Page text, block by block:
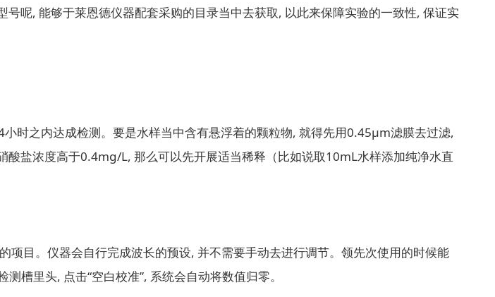
呢, 能够于莱恩德仪器配套采购的目录当中去获取, 以此来保障实验的一致性, 保证实
时之内达成检测。要是水样当中含有悬浮着的颗粒物, 就得先用0.45μm滤膜去过滤,
盐浓度高于0.4mg/L, 那么可以先开展适当稀释（比如说取10mL水样添加纯净水直
项目。仪器会自行完成波长的预设, 并不需要手动去进行调节。领先次使用的时候能
槽里头, 点击“空白校准”, 系统会自动将数值归零。